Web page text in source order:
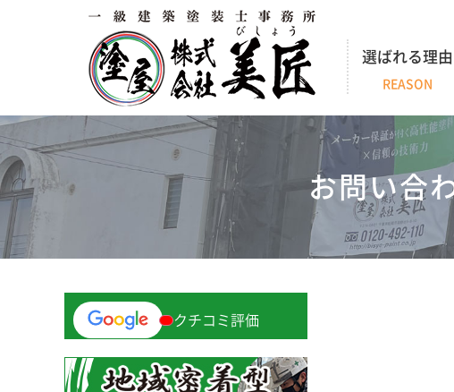
選ばれる理由
REASON
お問い合
クチコミ評価